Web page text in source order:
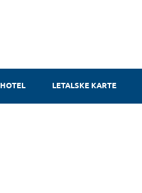
HOTEL LETALSKE KARTE